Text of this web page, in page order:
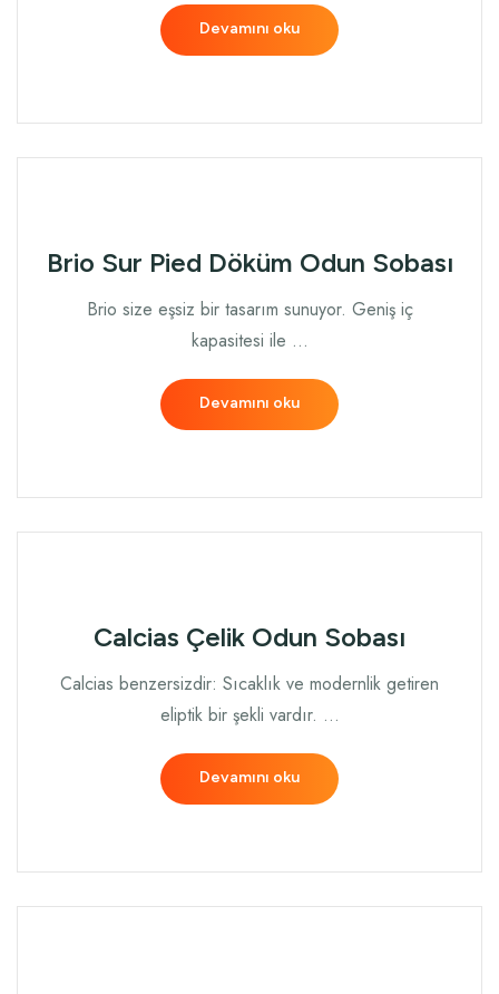
Devamını oku
Brio Sur Pied Döküm Odun Sobası
Brio size eşsiz bir tasarım sunuyor. Geniş iç
kapasitesi ile …
Devamını oku
Calcias Çelik Odun Sobası
Calcias benzersizdir: Sıcaklık ve modernlik getiren
eliptik bir şekli vardır. …
Devamını oku